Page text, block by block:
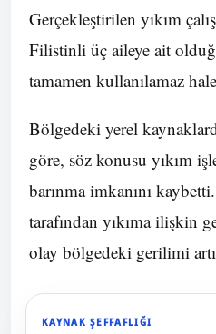
Gerçekleştirilen yıkım
Filistinli üç aileye ait
tamamen kullanılamaz
Bölgedeki yerel
göre, söz konusu yıkım
barınma imkanını
tarafından yıkıma ilişkin
olay bölgedeki gerilimi
KAYNAK ŞEFFAFLIĞI